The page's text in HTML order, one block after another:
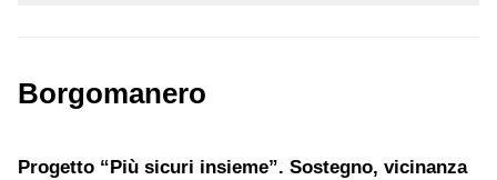
Borgomanero
Progetto “Più sicuri insieme”. Sostegno, vicinanza